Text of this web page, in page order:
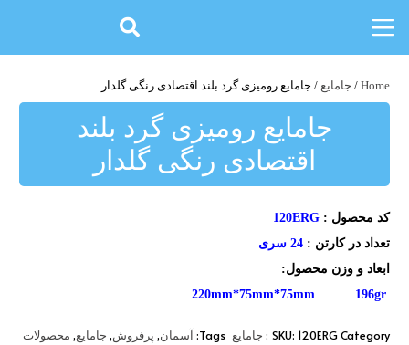
Home
/ جامایع / جامایع رومیزی گرد بلند اقتصادی رنگی گلدار
جامایع رومیزی گرد بلند
اقتصادی رنگی گلدار
کد محصول : 120ERG
تعداد در کارتن : 24 سری
ابعاد و وزن محصول:
SKU: 120ERGCategory: جامایع Tags: آسمان, پرفروش, جامایع, محصولات